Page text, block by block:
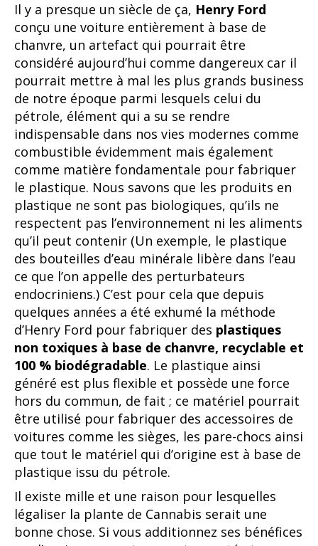
Il y a presque un siècle de ça, Henry Ford
conçu une voiture entièrement à base de
chanvre, un artefact qui pourrait être
considéré aujourd’hui comme dangereux car il
pourrait mettre à mal les plus grands business
de notre époque parmi lesquels celui du
pétrole, élément qui a su se rendre
indispensable dans nos vies modernes comme
combustible évidemment mais également
comme matière fondamentale pour fabriquer
le plastique. Nous savons que les produits en
plastique ne sont pas biologiques, qu’ils ne
respectent pas l’environnement ni les aliments
qu’il peut contenir (Un exemple, le plastique
des bouteilles d’eau minérale libère dans l’eau
ce que l’on appelle des perturbateurs
endocriniens.) C’est pour cela que depuis
quelques années a été exhumé la méthode
d’Henry Ford pour fabriquer des plastiques
non toxiques à base de chanvre, recyclable et
100 % biodégradable. Le plastique ainsi
généré est plus flexible et possède une force
hors du commun, de fait ; ce matériel pourrait
être utilisé pour fabriquer des accessoires de
voitures comme les sièges, les pare-chocs ainsi
que tout le matériel qui d’origine est à base de
plastique issu du pétrole.
Il existe mille et une raison pour lesquelles
légaliser la plante de Cannabis serait une
bonne chose. Si vous additionnez ses bénéfices